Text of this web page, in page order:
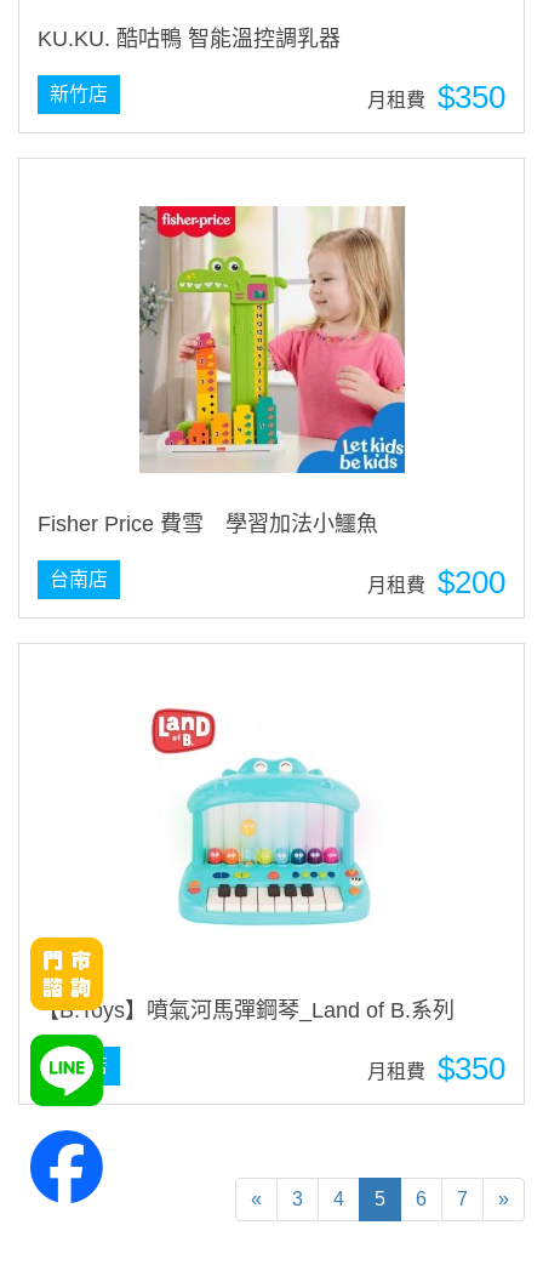
KU.KU. 酷咕鴨 智能溫控調乳器
$350
月租費
新竹店
Fisher Price 費雪 學習加法小鱷魚
$200
月租費
台南店
【B.Toys】噴氣河馬彈鋼琴_Land of B.系列
$350
月租費
桃園店
« 3 4 5 6 7 »